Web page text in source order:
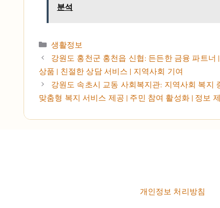
분석
카테고리
생활정보
강원도 홍천군 홍천읍 신협: 든든한 금융 파트너
상품 | 친절한 상담 서비스 | 지역사회 기여
강원도 속초시 교동 사회복지관: 지역사회 복지
맞춤형 복지 서비스 제공 | 주민 참여 활성화 | 정보
개인정보 처리방침